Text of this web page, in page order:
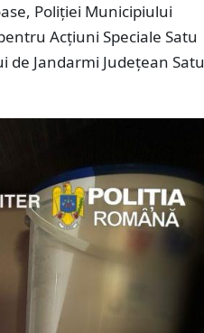
Poliției Municipiului
Acțiuni Speciale Satu
Jandarmi Județean Satu